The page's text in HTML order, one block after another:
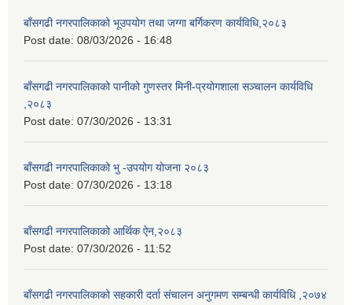
बाँसगढी नगरपालिकाको भूउपयोग तथा जग्गा बर्गिकरण कार्यविधि,२०८३
Post date: 08/03/2026 - 16:48
बाँसगढी नगरपालिकाको पानीको गुणस्तर मिनी-प्रयोगशाला सञ्चालन कार्यविधि
,२०८३
Post date: 07/30/2026 - 13:31
बाँसगढी नगरपालिकाको भु -उपयोग योजना २०८३
Post date: 07/30/2026 - 13:18
बाँसगढी नगरपालिकाको आर्थिक ऐन,२०८३
Post date: 07/30/2026 - 11:52
बाँसगढी नगरपालिकाको सहकारी दर्ता संचालन अनुगमण सम्बन्धी कार्यविधि ,२०७४